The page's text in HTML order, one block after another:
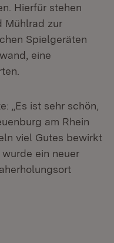
Hierfür stehen
Mühlrad zur
Spielgeräten
eine
„Es ist sehr schön,
am Rhein
viel Gutes bewirkt
ein neuer